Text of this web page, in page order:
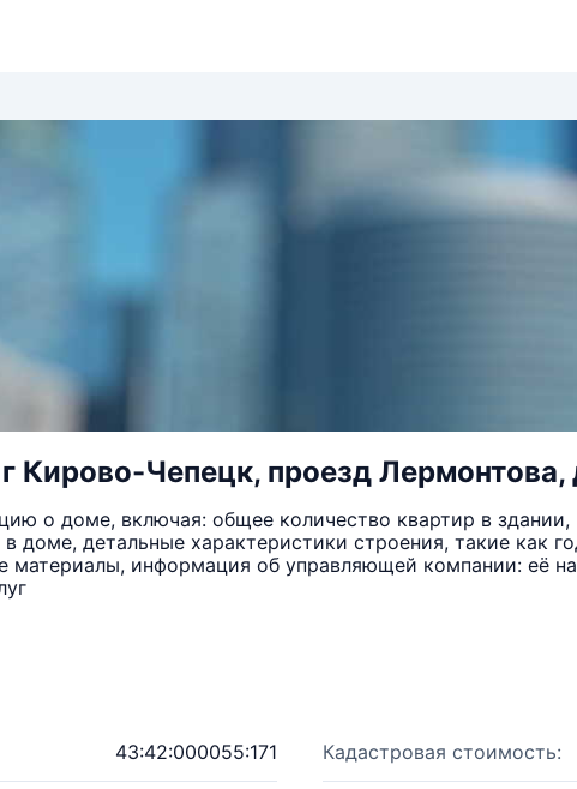
Кирово-Чепецк, проезд Лермонтова,
о доме, включая: общее количество квартир в здании,
доме, детальные характеристики строения, такие как
материалы, информация об управляющей компании: её
43:42:000055:171 Кадастровая стоимость: